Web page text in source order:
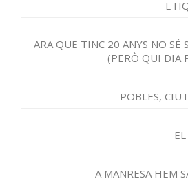
ARA QUE TINC 20 ANYS NO SÉ
(PERÒ QUI DIA
POBLES,
A MANRESA HEM